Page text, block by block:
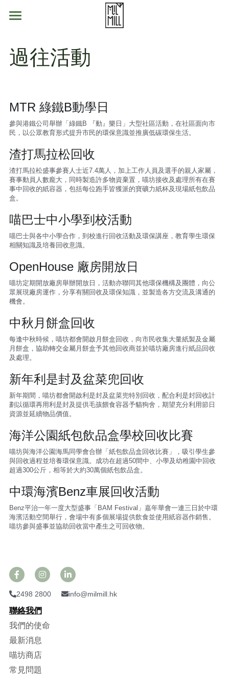
喵坊產品
家居用品
零售點 Retailers
喵坊網店
MilCycle
喵巴士回收車
參觀喵坊
簡介
學校合作
學校回收計畫
交通方法
ABOUT 喵坊
最新消息
我們的使命
常見問題
喵坊知識+
紙包盒是如何回收？
喵坊的綠色能源
喵坊的棉麻回收
喵坊的FSC Recycled認證
過往活動
MTR 綠鐵B動學日
參與港鐵公司舉辦「綠鐵B 『動』樂日」大型社區活動，在社區面向市
民，以公眾教育形式提升市民的環保意識並推廣低碳環保生活。
渣打馬拉松回收
渣打馬拉松盛事參賽人士近7.4萬人，加上工作人員及選手的親人家屬，
賽事動員人數龐大，同時製造許多物資棄置，喵坊接收及處理所有在賽
事中回收的紙容器，包括每位跑手皆獲派的寶礦力紙杯及現場紙包飲品
盒。
喵巴士中小學到校活動
喵巴士與各中小學合作，到校進行回收活動及環保講座，教育學生環保
相關知識及培養回收意識。
OpenHouse 廠房開放日
喵坊定期開放廠房舉辦開放日，活動亦聯同其他環保機構及團體，向公
眾展現廠房運作，分享有關回收及環保知識，並製造各方交流及溝通的
機會。
中秋月餅盒回收
每逢中秋時候，喵坊都會開啟月餅盒回收，向市民收集大量紙製及金屬
月餅盒，協助轉交金屬月餅盒予其他回收商並於喵坊廠房進行紙品回收
及處理。
新年利是封及盆菜兜回收
新年期間，喵坊都會開啟利是封及盆菜兜特別回收，配合利是封回收計
劃以循環再用利是封及提供毛孩餵食容器予貓狗舍，期望充分利用節日
資源並延續物品價值。
海洋公園紙包飲品盒學校回收比賽
喵坊與海洋公園海馬同學會合辦「紙包飲品盒回收比賽」，吸引學生參
與回收過程並培養環保意識。成功在超過50間中、小學及幼稚園中回收
超過300公斤，相等於大約30萬個紙包飲品盒。
中環海濱Benz車展回收活動
Benz平治一年一度大型盛事「BAM Festival」嘉年華會一連三日於中環
海濱活動空間舉行，會場中有多個展場提供飲食並使用紙容器作銷售。
喵坊參與盛事並協助回收當中產生之可回收物。
2498 2800 info@milmill.hk
聯絡我們
我們的使命
最新消息
喵坊商店
常見問題